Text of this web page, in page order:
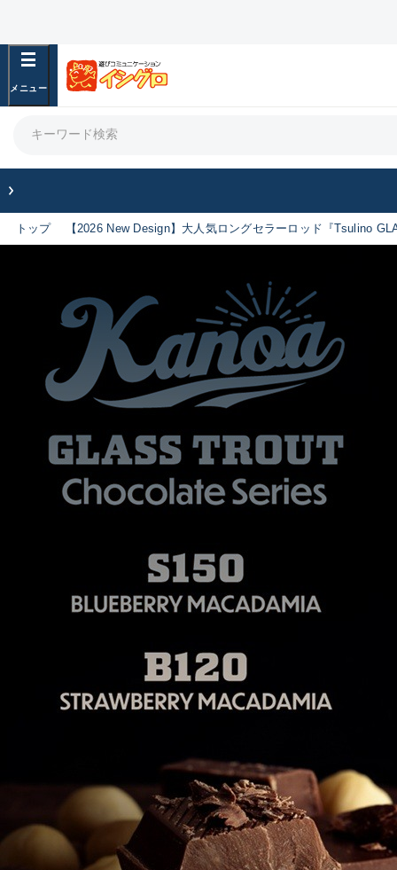
トップ 【2026 New Design】大人気ロングセラーロッド『Tsulino